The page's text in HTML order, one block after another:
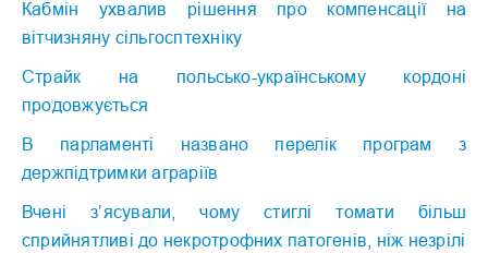
Кабмін ухвалив рішення про компенсації на
вітчизняну сільгосптехніку
Страйк на польсько-українському кордоні
продовжується
В парламенті названо перелік програм з
держпідтримки аграріїв
Вчені з’ясували, чому стиглі томати більш
сприйнятливі до некротрофних патогенів, ніж незрілі